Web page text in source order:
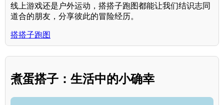
线上游戏还是户外运动，搭搭子跑图都能让我们结识志同
道合的朋友，分享彼此的冒险经历。
搭搭子跑图
煮蛋搭子：生活中的小确幸